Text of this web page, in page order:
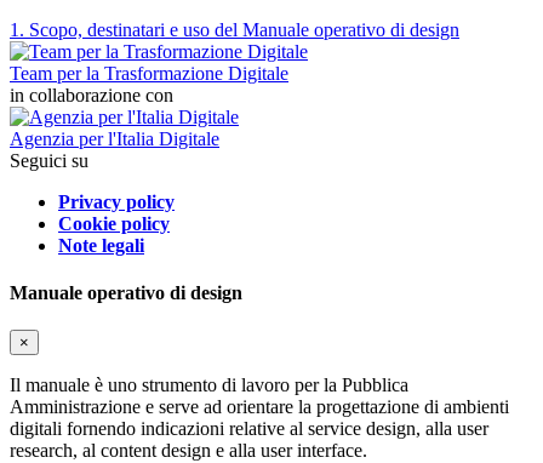
1. Scopo, destinatari e uso del Manuale operativo di design
Team per la Trasformazione Digitale
in collaborazione con
Agenzia per l'Italia Digitale
Seguici su
Privacy policy
Cookie policy
Note legali
Manuale operativo di design
×
Il manuale è uno strumento di lavoro per la Pubblica
Amministrazione e serve ad orientare la progettazione di ambienti
digitali fornendo indicazioni relative al service design, alla user
research, al content design e alla user interface.